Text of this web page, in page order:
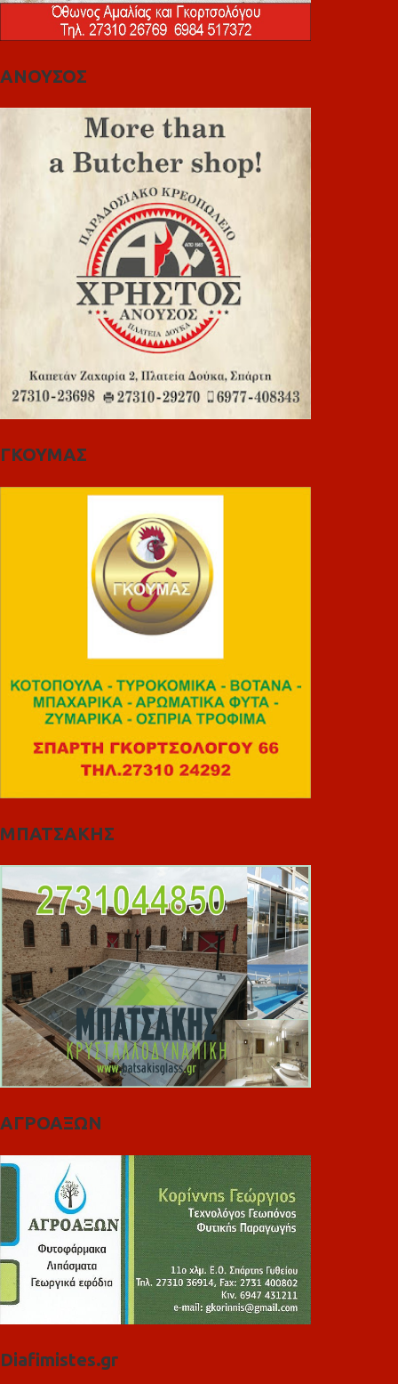
ΑΝΟΥΣΟΣ
ΓΚΟΥΜΑΣ
ΜΠΑΤΣΑΚΗΣ
ΑΓΡΟΑΞΩΝ
Diafimistes.gr